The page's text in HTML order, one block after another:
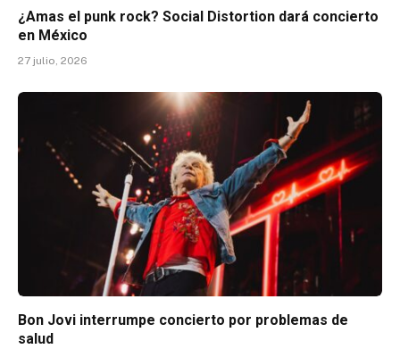
¿Amas el punk rock? Social Distortion dará concierto
en México
27 julio, 2026
Bon Jovi interrumpe concierto por problemas de
salud